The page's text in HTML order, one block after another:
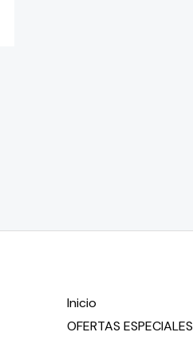
Inicio
OFERTAS ESPECIALES